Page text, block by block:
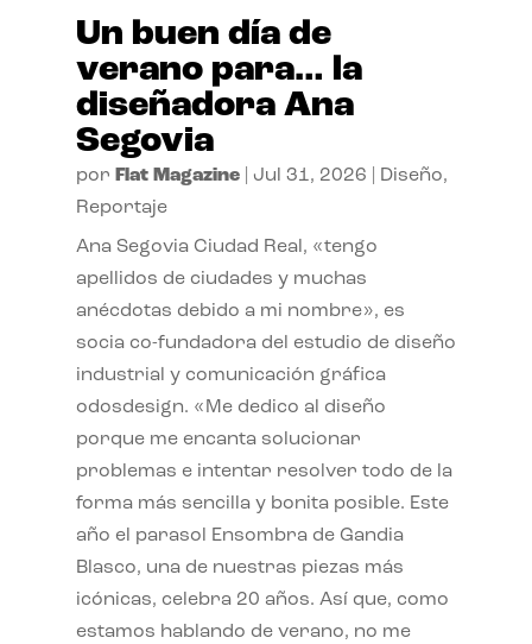
Un buen día de
verano para… la
diseñadora Ana
Segovia
por Flat Magazine| Jul 31, 2026 Diseño,
Reportaje
Ana Segovia Ciudad Real, «tengo
apellidos de ciudades y muchas
anécdotas debido a mi nombre», es
socia co-fundadora del estudio de diseño
industrial y comunicación gráfica
odosdesign. «Me dedico al diseño
porque me encanta solucionar
problemas e intentar resolver todo de la
forma más sencilla y bonita posible. Este
año el parasol Ensombra de Gandia
Blasco, una de nuestras piezas más
icónicas, celebra 20 años. Así que, como
estamos hablando de verano, no me